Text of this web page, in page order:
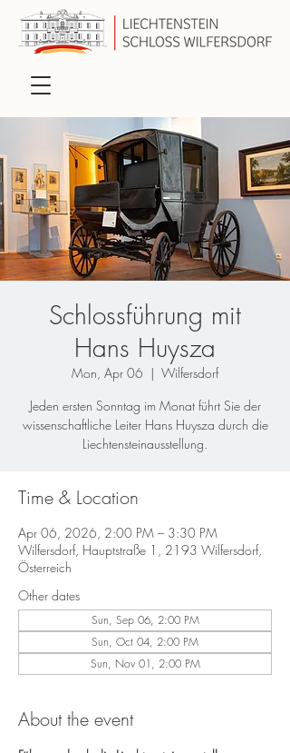
Schlossführung mit
Hans Huysza
Mon, Apr 06
  |
Wilfersdorf
Jeden ersten Sonntag im Monat führt Sie der
wissenschaftliche Leiter Hans Huysza durch die
Liechtensteinausstellung.
Time & Location
Apr 06, 2026, 2:00 PM – 3:30 PM
Wilfersdorf, Hauptstraße 1, 2193 Wilfersdorf,
Österreich
Other dates
Sun, Sep 06, 2:00 PM
Sun, Oct 04, 2:00 PM
Sun, Nov 01, 2:00 PM
About the event